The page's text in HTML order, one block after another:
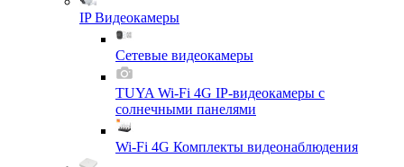
IP Видеокамеры
Сетевые видеокамеры
TUYA Wi-Fi 4G IP-видеокамеры с
солнечными панелями
Wi-Fi 4G Комплекты видеонаблюдения